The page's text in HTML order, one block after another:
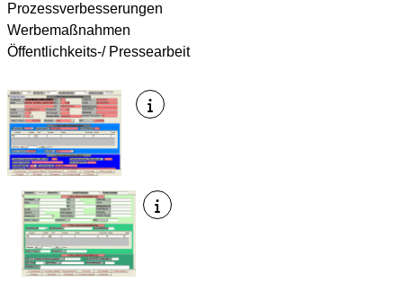
Prozessverbesserungen
Werbemaßnahmen
Öffentlichkeits-/ Pressearbeit